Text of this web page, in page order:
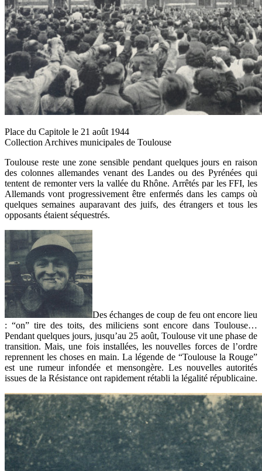
Place du Capitole le 21 août 1944
Collection Archives municipales de Toulouse
Toulouse reste une zone sensible pendant quelques jours en raison
des colonnes allemandes venant des Landes ou des Pyrénées qui
tentent de remonter vers la vallée du Rhône. Arrêtés par les FFI, les
Allemands vont progressivement être enfermés dans les camps où
quelques semaines auparavant des juifs, des étrangers et tous les
opposants étaient séquestrés.
Des échanges de coup de feu ont encore lieu
: “on” tire des toits, des miliciens sont encore dans Toulouse…
Pendant quelques jours, jusqu’au 25 août, Toulouse vit une phase de
transition. Mais, une fois installées, les nouvelles forces de l’ordre
reprennent les choses en main. La légende de “Toulouse la Rouge”
est une rumeur infondée et mensongère. Les nouvelles autorités
issues de la Résistance ont rapidement rétabli la légalité républicaine.